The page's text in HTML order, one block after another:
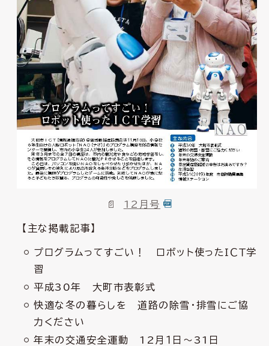
12月号
【主な掲載記事】
プログラムってすごい！ ロボット使ったＩＣＴ学
習
平成30年 大町市表彰式
快適な冬の暮らしを 道路の除雪・排雪にご協
力ください
年末の交通安全運動 12月１日～31日